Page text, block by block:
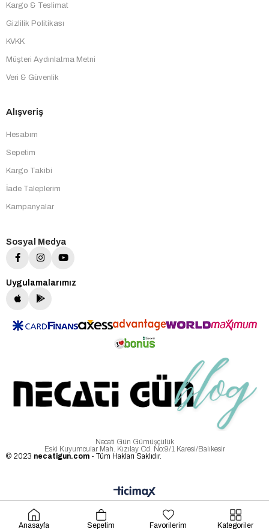
Kargo & Teslimat
Gizlilik Politikası
KVKK
Müşteri Aydınlatma Metni
Veri & Güvenlik
Alışveriş
Hesabım
Sepetim
Kargo Takibi
İade Taleplerim
Kampanyalar
Sosyal Medya
Uygulamalarımız
Necati Gün Gümüşçülük
Eski Kuyumcular Mah. Kızılay Cd. No:9/1 Karesi/Balıkesir
© 2023 necatigun.com - Tüm Hakları Saklıdır.
Anasayfa Sepetim Favorilerim Kategoriler